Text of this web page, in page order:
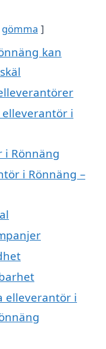
gömma
kan
i
i Rönnäng
i Rönnäng –
elleverantör i